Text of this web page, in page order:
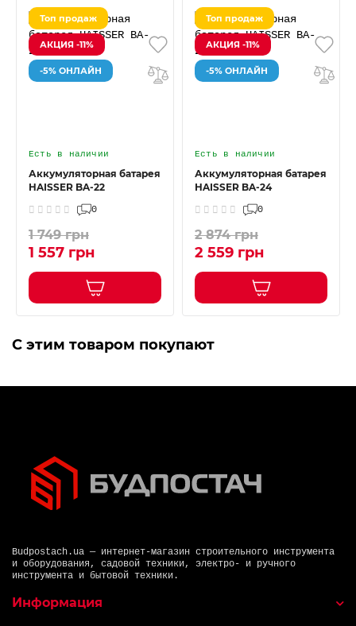
Топ продаж
АКЦИЯ -11%
-5% ОНЛАЙН
Есть в наличии
Аккумуляторная батарея
HAISSER BA-22
0
1 749 грн
1 557 грн
Топ продаж
АКЦИЯ -11%
-5% ОНЛАЙН
Есть в наличии
Аккумуляторная батарея
HAISSER BA-24
0
2 874 грн
2 559 грн
С этим товаром покупают
Budpostach.ua — интернет-магазин строительного инструмента
и оборудования, садовой техники, электро- и ручного
инструмента и бытовой техники.
Информация